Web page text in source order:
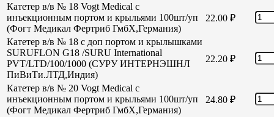
Катетер в/в № 18 Vogt Medical с
инъекционным портом и крыльями 100шт/уп
(Фогт Медикал Фертриб ГмбХ,Германия)
22.00 ₽
Катетер в/в № 18 с доп портом и крылышками
SURUFLON G18 /SURU International
PVT/LTD/100/1000 (СУРУ ИНТЕРНЭШНЛ
ПиВиТи.ЛТД,Индия)
22.20 ₽
Катетер в/в № 20 Vogt Medical с
инъекционным портом и крыльями 100шт/уп
(Фогт Медикал Фертриб ГмбХ,Германия)
24.80 ₽